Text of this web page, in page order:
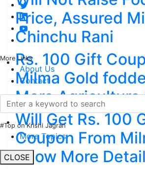
More Links
About Us
Contact
#Top on Krishi Jagran
More Topics
CLOSE
Price, Assured
Chinchu Rani
Rs. 100 Gift
Milma Gold
More Agriculture
Will Get Rs. 100
Coupon From
Know More